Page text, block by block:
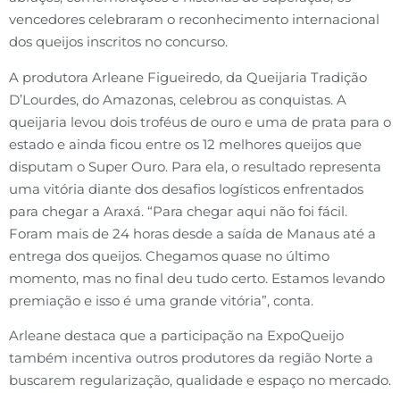
vencedores celebraram o reconhecimento internacional
dos queijos inscritos no concurso.
A produtora Arleane Figueiredo, da Queijaria Tradição
D’Lourdes, do Amazonas, celebrou as conquistas. A
queijaria levou dois troféus de ouro e uma de prata para o
estado e ainda ficou entre os 12 melhores queijos que
disputam o Super Ouro. Para ela, o resultado representa
uma vitória diante dos desafios logísticos enfrentados
para chegar a Araxá. “Para chegar aqui não foi fácil.
Foram mais de 24 horas desde a saída de Manaus até a
entrega dos queijos. Chegamos quase no último
momento, mas no final deu tudo certo. Estamos levando
premiação e isso é uma grande vitória”, conta.
Arleane destaca que a participação na ExpoQueijo
também incentiva outros produtores da região Norte a
buscarem regularização, qualidade e espaço no mercado.